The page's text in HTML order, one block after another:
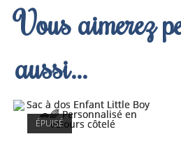
Vous aimerez
aussi…
ÉPUISÉ